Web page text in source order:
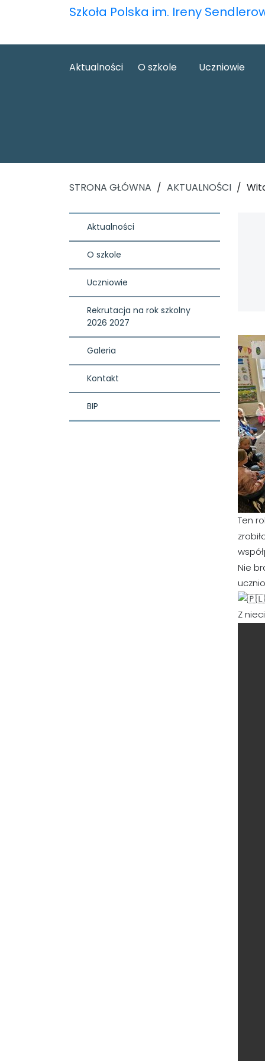
Szkoła Polska im. Ireny
Aktualności O szkole Uczniowie
STRONA GŁÓWNA / AKTUALNOŚCI /
Aktualności
O szkole
Uczniowie
Rekrutacja na rok szkolny
2026 2027
Galeria
Kontakt
BIP
Ten
Nie
Z